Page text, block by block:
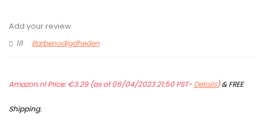
Add your review
18
Barbenodigdheden
Amazon.nl Price:€3.29(as of 06/04/2023 21:50 PST- Details)&FREE
Shipping.